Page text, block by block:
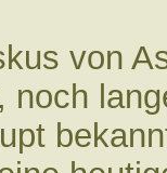
von
noch